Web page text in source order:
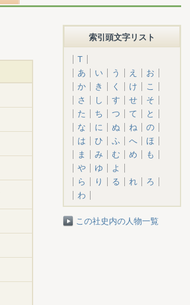
索引頭文字リスト
T
あ
い う え
お
か
き く け
こ
さ
し す せ
そ
た
ち つ て
と
な
に ぬ ね
の
は
ひ ふ へ
ほ
ま
み む め
も
や
ゆ
よ
ら
り る れ
ろ
わ
この社史内の人物一覧